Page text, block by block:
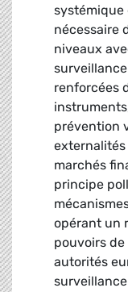
systémique
nécessaire
niveaux
renforcées
prévention
marchés
principe
opérant un
pouvoirs
autorités